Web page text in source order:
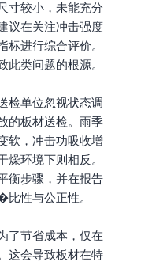
寸较小，未能充分
议在关注冲击强度
标进行综合评价。
此类问题的根源。
检单位忽视状态调
的板材送检。雨季
软，冲击功吸收增
燥环境下则相反。
衡步骤，并在报告
性与公正性。
了节省成本，仅在
这会导致板材在特